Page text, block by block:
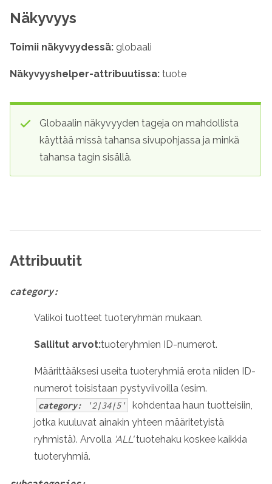
Näkyvyys
Toimii näkyvyydessä: globaali
Näkyvyyshelper-attribuutissa: tuote
Globaalin näkyvyyden tageja on mahdollista
käyttää missä tahansa sivupohjassa ja minkä
tahansa tagin sisällä.
Attribuutit
category:
Valikoi tuotteet tuoteryhmän mukaan.
Sallitut arvot:tuoteryhmien ID-numerot.
Määrittääksesi useita tuoteryhmiä erota niiden ID-
numerot toisistaan pystyviivoilla (esim.
category: '2|34|5'
kohdentaa haun tuotteisiin,
jotka kuuluvat ainakin yhteen määritetyistä
ryhmistä). Arvolla 'ALL'tuotehaku koskee kaikkia
tuoteryhmiä.